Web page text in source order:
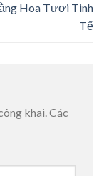
Hoa Tươi Tinh
Tế
khai.Các